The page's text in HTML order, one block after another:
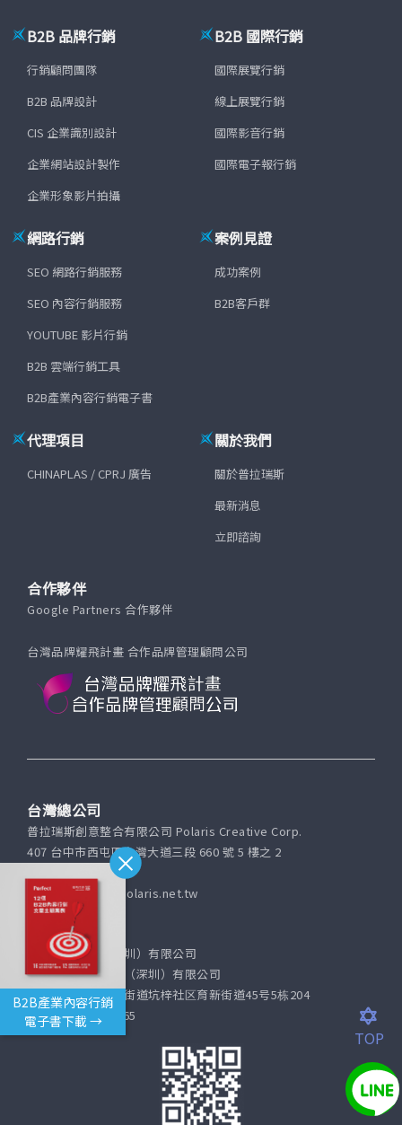
B2B產業內容行銷
電子書下載 →
B2B 品牌行銷
行銷顧問團隊
B2B 品牌設計
CIS 企業識別設計
企業網站設計製作
企業形象影片拍攝
B2B 國際行銷
國際展覽行銷
線上展覽行銷
國際影音行銷
國際電子報行銷
網路行銷
SEO 網路行銷服務
SEO 內容行銷服務
YOUTUBE 影片行銷
B2B 雲端行銷工具
B2B產業內容行銷電子書
案例見證
成功案例
B2B客戶群
代理項目
CHINAPLAS / CPRJ 廣告
關於我們
關於普拉瑞斯
最新消息
立即諮詢
合作夥伴
Google Partners 合作夥伴
台灣品牌耀飛計畫 合作品牌管理顧問公司
台灣總公司
普拉瑞斯創意整合有限公司 Polaris Creative Corp.
407 台中市西屯區台灣大道三段 660 號 5 樓之 2
Email: service@polaris.net.tw
深圳分公司
霍普營銷策劃（深圳）有限公司
普拉瑞斯營銷策劃（深圳）有限公司
深圳市坪山区坑梓街道坑梓社区育新街道45号5栋204
+86-755-8177-5465
TOP